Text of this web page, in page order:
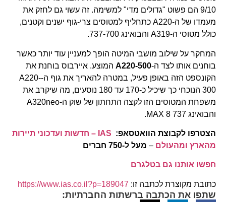
9/10 הם פשוט "גדולים מדי" למשימה. זה עשוי גם לחזק את
מעמדו של ה-A220 כתחליף למטוסים צרי-גוף ישנים וקטנים,
כולל מטוסי ה-A319 והבואינג 737-700.
המחקר על שילוב מושבי המיטה הופך למעניין עוד יותר כאשר
בוחנים אותו לצד ה-A220-500 המוצע. איירבוס בוחנת את
הקונספט הזה באופן פעיל, במטרה להאריך את גוף ה-A220-
300 הנוכחי כך שיכיל כ-170 עד 180 נוסעים, מה שיקרב את
משפחת המטוסים הזו לקצה התחתון של שוק ה-A320neo
והבואינג 737 MAX 8.
הצטרפו לקבוצת הוואטסאפ:
IAS – חדשות ועדכוני תיירות
מהארץ ומהעולם – מעל ל-750 חברים
חפשו אותנו גם בטלגרם
כתובת מקוצרת לכתבה זו: https://www.ias.co.il?p=189047
שתפו את הכתבה ברשתות החברתיות: